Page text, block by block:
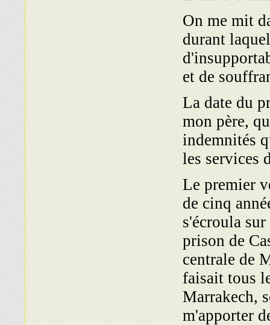
On me mit
durant
et de
La date du
mon père,
indemnités
les services
Le premier
de cinq
s'écroula
prison de
centrale de
faisait tous
Marrakech,
m'apporter